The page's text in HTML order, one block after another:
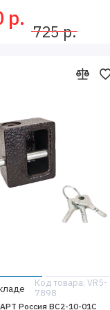
р.
725 р.
Код товара: VR5-
7898
Россия ВС2-10-01С